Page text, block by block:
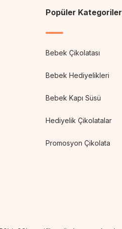
Popüler Kategoriler
Bebek Çikolatası
Bebek Hediyelikleri
Bebek Kapı Süsü
Hediyelik Çikolatalar
Promosyon Çikolata